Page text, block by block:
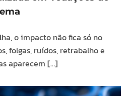
o impacto não fica só no
folgas, ruídos, retrabalho e
aparecem […]